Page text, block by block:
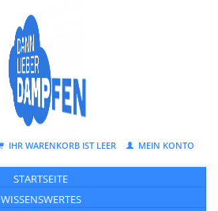
IHR WARENKORB IST LEER MEIN KONTO
STARTSEITE
WISSENSWERTES